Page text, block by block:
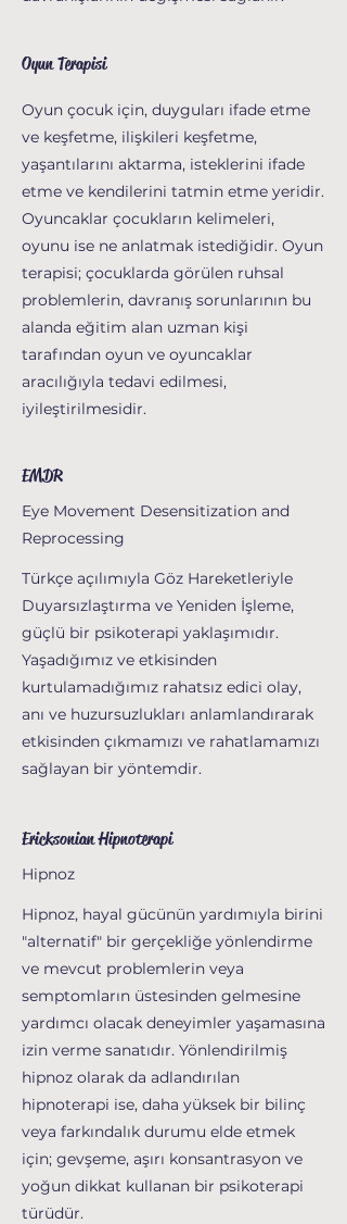
Oyun Terapisi
Oyun çocuk için, duyguları ifade etme
ve keşfetme, ilişkileri keşfetme,
yaşantılarını aktarma, isteklerini ifade
etme ve kendilerini tatmin etme yeridir.
Oyuncaklar çocukların kelimeleri,
oyunu ise ne anlatmak istediğidir. Oyun
terapisi; çocuklarda görülen ruhsal
problemlerin, davranış sorunlarının bu
alanda eğitim alan uzman kişi
tarafından oyun ve oyuncaklar
aracılığıyla tedavi edilmesi,
iyileştirilmesidir.
EMDR
Eye Movement Desensitization and
Reprocessing
Türkçe açılımıyla Göz Hareketleriyle
Duyarsızlaştırma ve Yeniden İşleme,
güçlü bir psikoterapi yaklaşımıdır.
Yaşadığımız ve etkisinden
kurtulamadığımız rahatsız edici olay,
anı ve huzursuzlukları anlamlandırarak
etkisinden çıkmamızı ve rahatlamamızı
sağlayan bir yöntemdir.
Ericksonian Hipnoterapi
Hipnoz
Hipnoz, hayal gücünün yardımıyla birini
"alternatif" bir gerçekliğe yönlendirme
ve mevcut problemlerin veya
semptomların üstesinden gelmesine
yardımcı olacak deneyimler yaşamasına
izin verme sanatıdır. Yönlendirilmiş
hipnoz olarak da adlandırılan
hipnoterapi ise, daha yüksek bir bilinç
veya farkındalık durumu elde etmek
için; gevşeme, aşırı konsantrasyon ve
yoğun dikkat kullanan bir psikoterapi
türüdür.